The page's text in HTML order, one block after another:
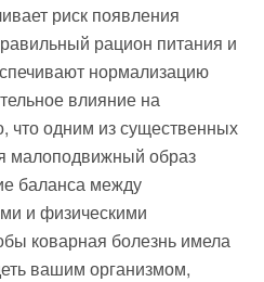
риск появления
рацион питания и
нормализацию
влияние на
что одним из существенных
малоподвижный образ
баланса между
и физическими
коварная болезнь имела
вашим организмом,